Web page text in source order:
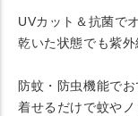
UVカット＆抗菌で
乾いた状態でも紫外
防蚊・防虫機能でお
着せるだけで蚊や